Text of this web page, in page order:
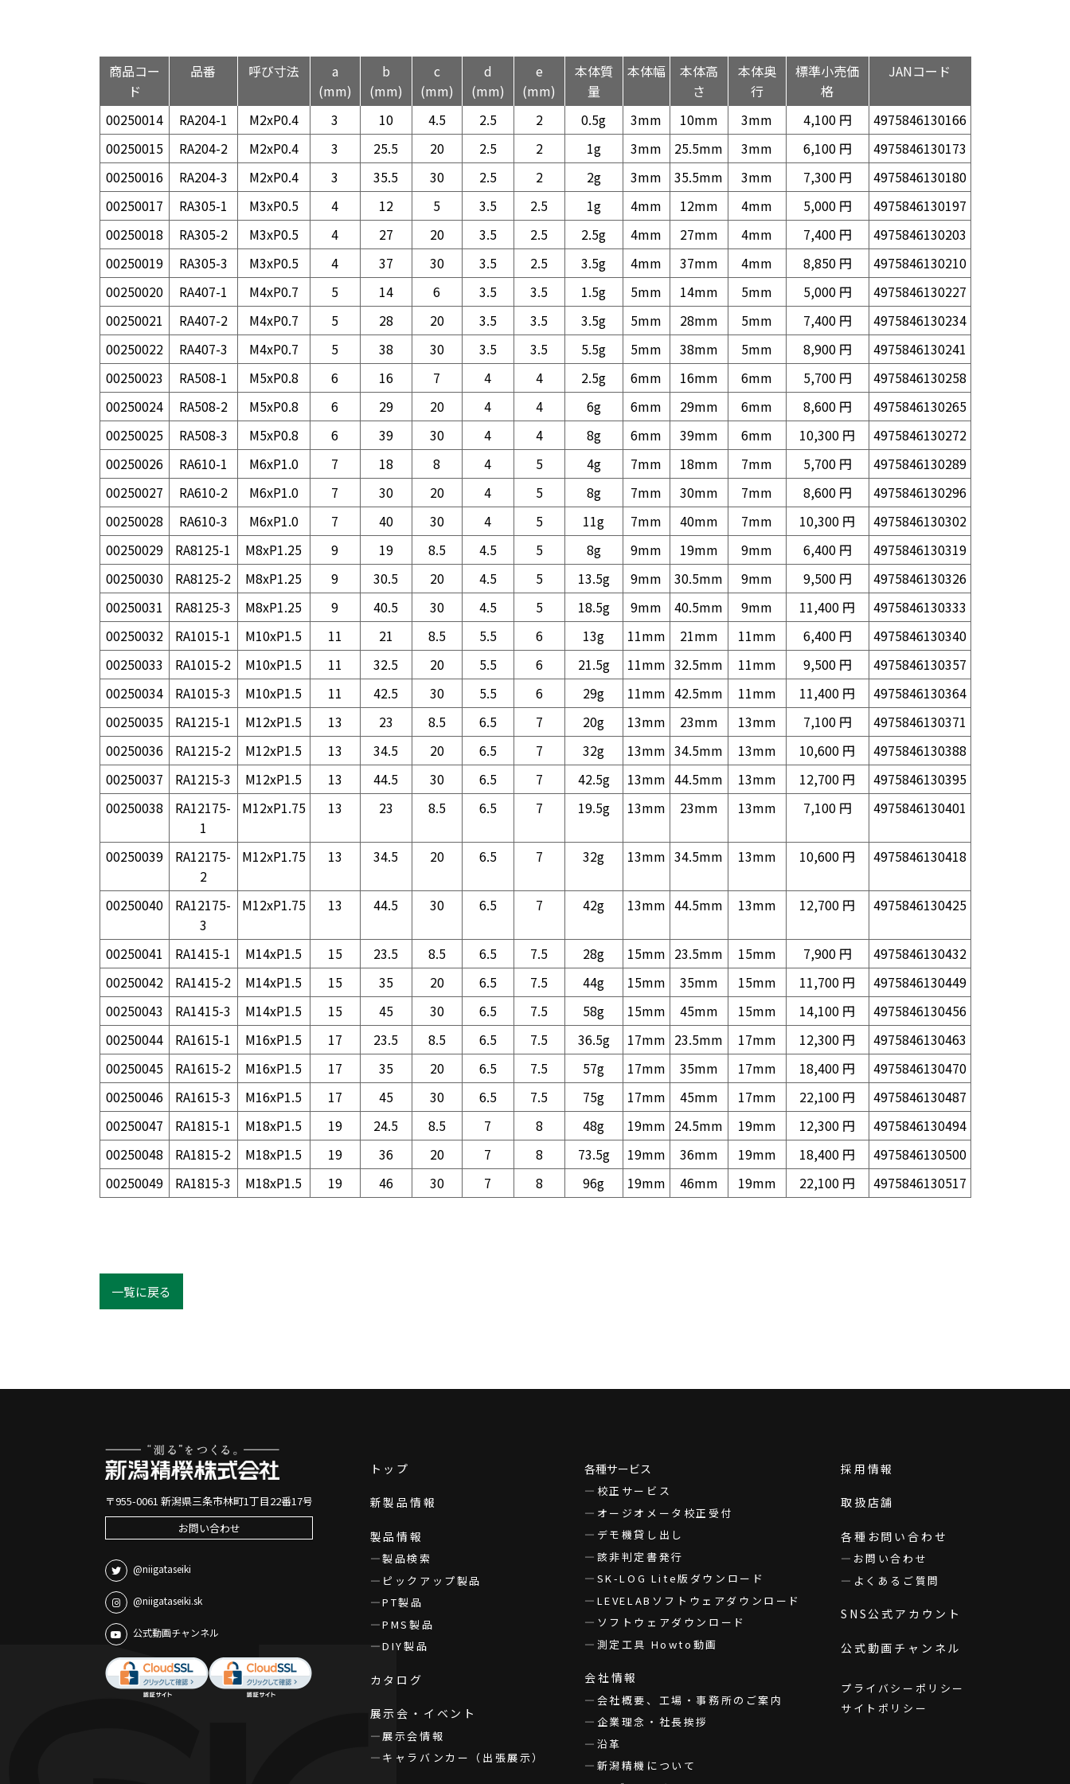
商品コー
ド
品番 呼び寸法
a
(mm)
b
(mm)
c
(mm)
d
(mm)
e
(mm)
本体質
量
本体幅
本体高
さ
本体奥
行
標準小売価
格
JANコード
00250014 RA204-1 M2xP0.4 3 10 4.5 2.5 2 0.5g 3mm 10mm 3mm 4,100 円
4975846130166
00250015
RA204-2 M2xP0.4 3 25.5 20 2.5 2 1g 3mm 25.5mm 3mm 6,100 円
4975846130173
00250016
RA204-3 M2xP0.4 3 35.5 30 2.5 2 2g 3mm 35.5mm 3mm 7,300 円
4975846130180
00250017
RA305-1 M3xP0.5 4 12 5 3.5 2.5 1g 4mm 12mm 4mm 5,000 円
4975846130197
00250018
RA305-2 M3xP0.5 4 27 20 3.5 2.5 2.5g 4mm 27mm 4mm 7,400 円
4975846130203
00250019
RA305-3 M3xP0.5 4 37 30 3.5 2.5 3.5g 4mm 37mm 4mm 8,850 円
4975846130210
00250020
RA407-1 M4xP0.7 5 14 6 3.5 3.5 1.5g 5mm 14mm 5mm 5,000 円
4975846130227
00250021
RA407-2 M4xP0.7 5 28 20 3.5 3.5 3.5g 5mm 28mm 5mm 7,400 円
4975846130234
00250022
RA407-3 M4xP0.7 5 38 30 3.5 3.5 5.5g 5mm 38mm 5mm 8,900 円
4975846130241
00250023
RA508-1 M5xP0.8 6 16 7 4 4 2.5g 6mm 16mm 6mm 5,700 円
4975846130258
00250024
RA508-2 M5xP0.8 6 29 20 4 4 6g 6mm 29mm 6mm 8,600 円
4975846130265
00250025
RA508-3 M5xP0.8 6 39 30 4 4 8g 6mm 39mm 6mm 10,300 円
4975846130272
00250026
RA610-1 M6xP1.0 7 18 8 4 5 4g 7mm 18mm 7mm 5,700 円
4975846130289
00250027
RA610-2 M6xP1.0 7 30 20 4 5 8g 7mm 30mm 7mm 8,600 円
4975846130296
00250028
RA610-3 M6xP1.0 7 40 30 4 5 11g 7mm 40mm 7mm 10,300 円
4975846130302
00250029
RA8125-1 M8xP1.25 9 19 8.5 4.5 5 8g 9mm 19mm 9mm 6,400 円
4975846130319
00250030
RA8125-2 M8xP1.25 9 30.5 20 4.5 5 13.5g 9mm 30.5mm 9mm 9,500 円
4975846130326
00250031
RA8125-3 M8xP1.25 9 40.5 30 4.5 5 18.5g 9mm 40.5mm 9mm 11,400 円
4975846130333
00250032
RA1015-1 M10xP1.5 11 21 8.5 5.5 6 13g 11mm 21mm 11mm 6,400 円
4975846130340
00250033
RA1015-2 M10xP1.5 11 32.5 20 5.5 6 21.5g 11mm 32.5mm 11mm 9,500 円
4975846130357
00250034
RA1015-3 M10xP1.5 11 42.5 30 5.5 6 29g 11mm 42.5mm 11mm 11,400 円
4975846130364
00250035
RA1215-1 M12xP1.5 13 23 8.5 6.5 7 20g 13mm 23mm 13mm 7,100 円
4975846130371
00250036
RA1215-2 M12xP1.5 13 34.5 20 6.5 7 32g 13mm 34.5mm 13mm 10,600 円
4975846130388
00250037
RA1215-3 M12xP1.5 13 44.5 30 6.5 7 42.5g 13mm 44.5mm 13mm 12,700 円
4975846130395
00250038
RA12175-
1
M12xP1.75 13 23 8.5 6.5 7 19.5g 13mm 23mm 13mm 7,100 円 4975846130401
00250039
RA12175-
2
M12xP1.75 13 34.5 20 6.5 7 32g 13mm 34.5mm 13mm 10,600 円 4975846130418
00250040
RA12175-
3
M12xP1.75 13 44.5 30 6.5 7 42g 13mm 44.5mm 13mm 12,700 円 4975846130425
00250041 RA1415-1 M14xP1.5 15 23.5 8.5 6.5 7.5 28g 15mm 23.5mm 15mm 7,900 円
4975846130432
00250042
RA1415-2 M14xP1.5 15 35 20 6.5 7.5 44g 15mm 35mm 15mm 11,700 円
4975846130449
00250043
RA1415-3 M14xP1.5 15 45 30 6.5 7.5 58g 15mm 45mm 15mm 14,100 円
4975846130456
00250044
RA1615-1 M16xP1.5 17 23.5 8.5 6.5 7.5 36.5g 17mm 23.5mm 17mm 12,300 円
4975846130463
00250045
RA1615-2 M16xP1.5 17 35 20 6.5 7.5 57g 17mm 35mm 17mm 18,400 円
4975846130470
00250046
RA1615-3 M16xP1.5 17 45 30 6.5 7.5 75g 17mm 45mm 17mm 22,100 円
4975846130487
00250047
RA1815-1 M18xP1.5 19 24.5 8.5 7 8 48g 19mm 24.5mm 19mm 12,300 円
4975846130494
00250048
RA1815-2 M18xP1.5 19 36 20 7 8 73.5g 19mm 36mm 19mm 18,400 円
4975846130500
00250049
RA1815-3 M18xP1.5 19 46 30 7 8 96g 19mm 46mm 19mm 22,100 円 4975846130517
一覧に戻る
〒955-0061 新潟県三条市林町1丁目22番17号
お問い合わせ
@niigataseiki
@niigataseiki.sk
公式動画チャンネル
トップ
新製品情報
製品情報
製品検索
ピックアップ製品
PT製品
PMS製品
DIY製品
カタログ
展示会・イベント
展示会情報
キャラバンカー（出張展示）
各種サービス
校正サービス
オージオメータ校正受付
デモ機貸し出し
該非判定書発行
SK-LOG Lite版ダウンロード
LEVELABソフトウェアダウンロード
ソフトウェアダウンロード
測定工具 Howto動画
会社情報
会社概要、工場・事務所のご案内
企業理念・社長挨拶
沿革
新潟精機について
採用情報
取扱店舗
各種お問い合わせ
お問い合わせ
よくあるご質問
SNS公式アカウント
公式動画チャンネル
プライバシーポリシー
サイトポリシー